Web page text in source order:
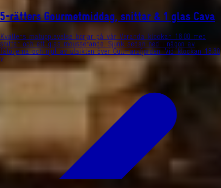
5-rätters Gourmetmiddag, snittar & 1 glas Cava
Kvällens matupplevelse börjar på vår Veranda klockan 18.00 med
snittar och ett glas mousserande. Sjunk sedan ned i någon av
fåtöljerna och njut av utsikten över Gullmarsfjorden. Vid klockan 18.30
v